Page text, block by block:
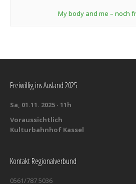
My body and me – noch
Freiwillig ins Ausland 2025
Sa, 01.11. 2025 · 11h
Voraussichtlich
Kulturbahnhof Kassel
Kontakt Regionalverbund
0561/787 5036